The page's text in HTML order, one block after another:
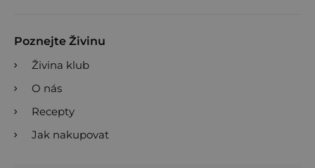
Poznejte Živinu
Živina klub
O nás
Recepty
Jak nakupovat